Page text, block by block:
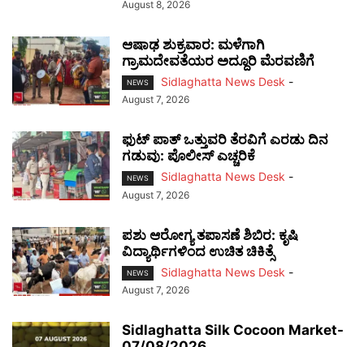
August 8, 2026
ಆಷಾಢ ಶುಕ್ರವಾರ: ಮಳೆಗಾಗಿ
ಗ್ರಾಮದೇವತೆಯರ ಅದ್ದೂರಿ ಮೆರವಣಿಗೆ
NEWS Sidlaghatta News Desk -
August 7, 2026
ಫುಟ್‌ ಪಾತ್ ಒತ್ತುವರಿ ತೆರವಿಗೆ ಎರಡು ದಿನ
ಗಡುವು: ಪೊಲೀಸ್ ಎಚ್ಚರಿಕೆ
NEWS Sidlaghatta News Desk -
August 7, 2026
ಪಶು ಆರೋಗ್ಯ ತಪಾಸಣೆ ಶಿಬಿರ: ಕೃಷಿ
ವಿದ್ಯಾರ್ಥಿಗಳಿಂದ ಉಚಿತ ಚಿಕಿತ್ಸೆ
NEWS Sidlaghatta News Desk -
August 7, 2026
Sidlaghatta Silk Cocoon Market-